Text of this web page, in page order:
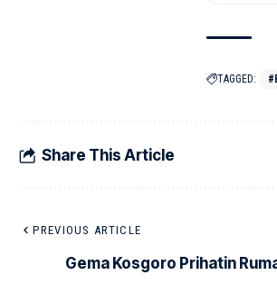
TAGGED:
Share This Article
PREVIOUS ARTICLE
​Gema Kosgoro Prihatin